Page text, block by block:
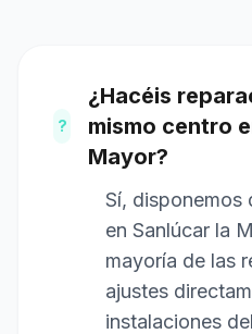
?
¿Hacéis
mismo centro
Mayor?
Sí, disponemos
en Sanlúcar la
mayoría de las
ajustes
instalaciones